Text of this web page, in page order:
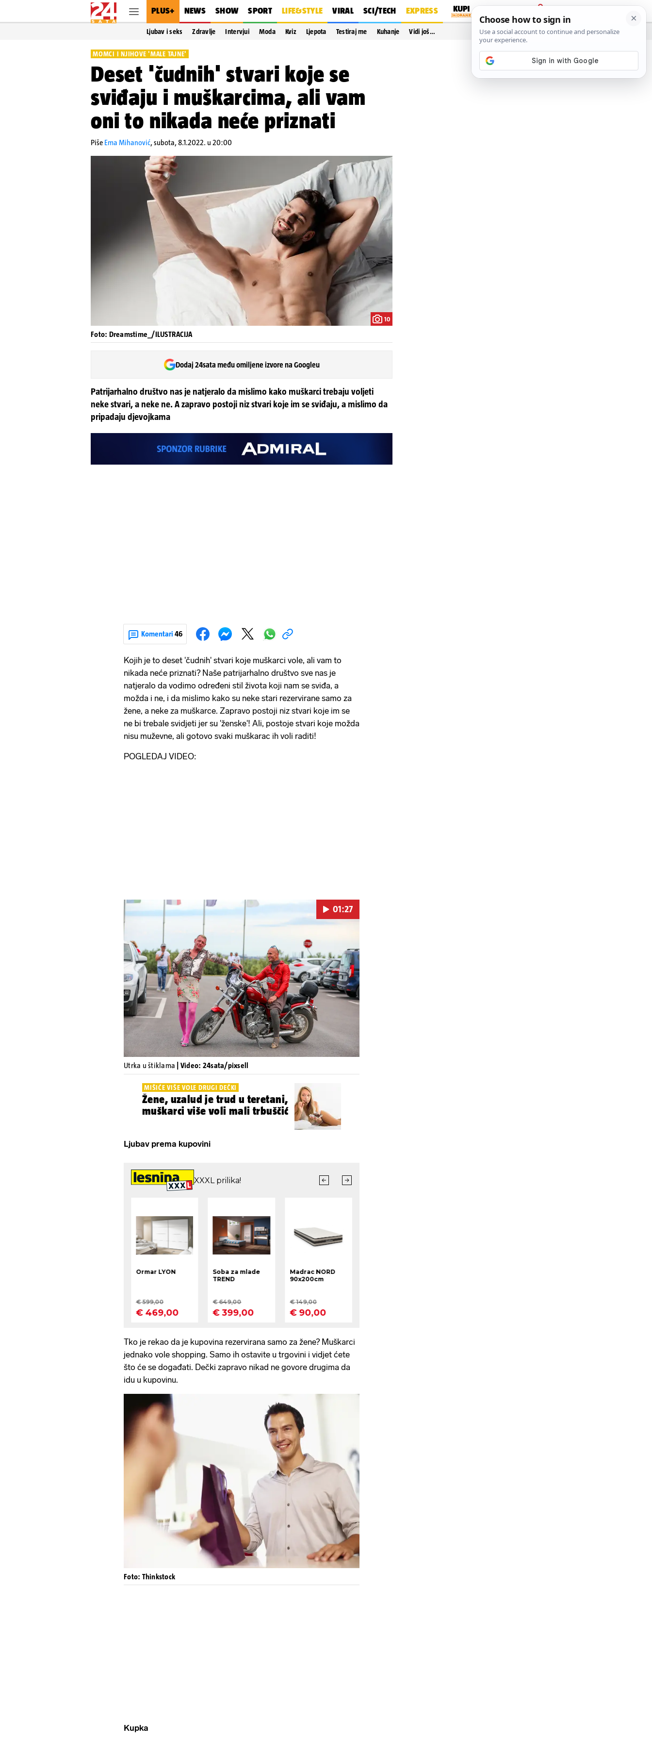
PLUS+ NEWS SHOW SPORT LIFE&STYLE VIRAL SCI/TECH EXPRESS
PRIJAVA
Ljubav i seks Zdravlje Intervjui Moda Kviz Ljepota Testiraj me Kuhanje Vidi još…
MOMCI I NJIHOVE 'MALE TAJNE'
Deset 'čudnih' stvari koje se
sviđaju i muškarcima, ali vam
oni to nikada neće priznati
Piše Ema Mihanović,subota, 8.1.2022. u 20:00
10
Foto: Dreamstime_/ILUSTRACIJA
Dodaj 24sata među omiljene izvore na Googleu
Patrijarhalno društvo nas je natjeralo da mislimo kako muškarci trebaju voljeti
neke stvari, a neke ne. A zapravo postoji niz stvari koje im se sviđaju, a mislimo da
pripadaju djevojkama
Komentari 46
Kojih je to deset 'čudnih' stvari koje muškarci vole, ali vam to
nikada neće priznati? Naše patrijarhalno društvo sve nas je
natjeralo da vodimo određeni stil života koji nam se sviđa, a
možda i ne, i da mislimo kako su neke stari rezervirane samo za
žene, a neke za muškarce. Zapravo postoji niz stvari koje im se
ne bi trebale svidjeti jer su 'ženske'! Ali, postoje stvari koje možda
nisu muževne, ali gotovo svaki muškarac ih voli raditi!
POGLEDAJ VIDEO:
Pokretanje videa...
01:27
Utrka u štiklama | Video: 24sata/pixsell
MIŠIĆE VIŠE VOLE DRUGI DEČKI
Žene, uzalud je trud u teretani,
muškarci više voli mali trbuščić
Ljubav prema kupovini
Tko je rekao da je kupovina rezervirana samo za žene? Muškarci
jednako vole shopping. Samo ih ostavite u trgovini i vidjet ćete
što će se događati. Dečki zapravo nikad ne govore drugima da
idu u kupovinu.
Foto: Thinkstock
Kupka